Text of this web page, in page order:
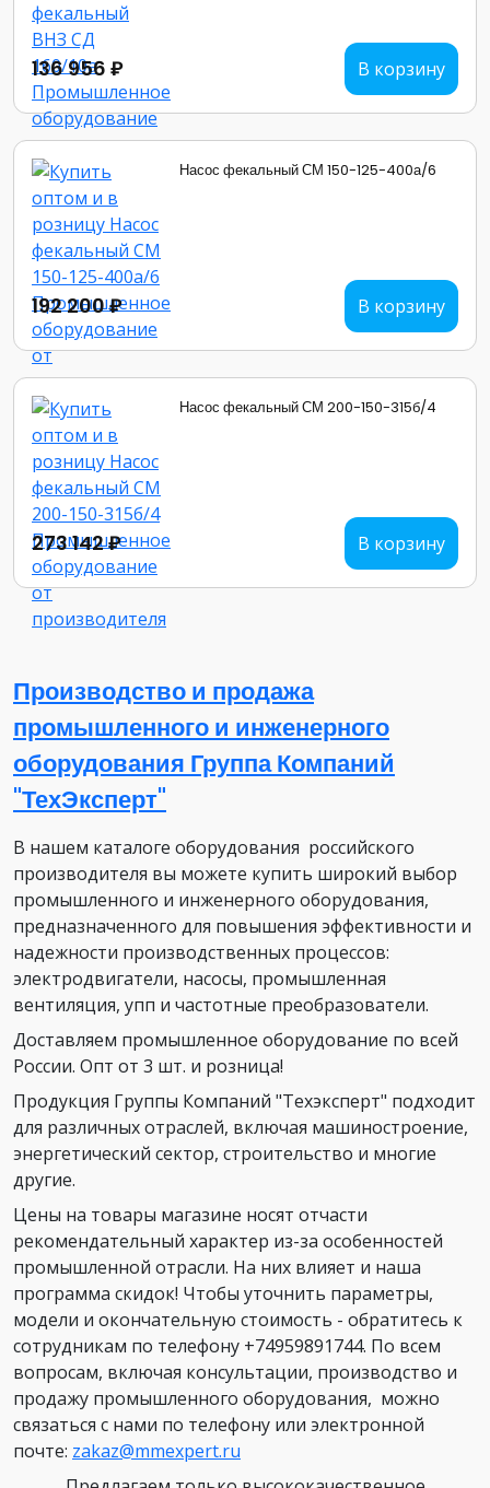
136 956 ₽ В корзину
Насос фекальный СМ 150-125-400а/6
192 200 ₽ В корзину
Насос фекальный СМ 200-150-315б/4
273 142 ₽ В корзину
Производство и продажа
промышленного и инженерного
оборудования Группа Компаний
"ТехЭксперт"
В нашем каталоге оборудования российского
производителя вы можете купить широкий выбор
промышленного и инженерного оборудования,
предназначенного для повышения эффективности и
надежности производственных процессов:
электродвигатели, насосы, промышленная
вентиляция, упп и частотные преобразователи.
Доставляем промышленное оборудование по всей
России. Опт от 3 шт. и розница!
Продукция Группы Компаний "Техэксперт" подходит
для различных отраслей, включая машиностроение,
энергетический сектор, строительство и многие
другие.
Цены на товары магазине носят отчасти
рекомендательный характер из-за особенностей
промышленной отрасли. На них влияет и наша
программа скидок! Чтобы уточнить параметры,
модели и окончательную стоимость - обратитесь к
сотрудникам по телефону +74959891744. По всем
вопросам, включая консультации, производство и
продажу промышленного оборудования, можно
связаться с нами по телефону или электронной
почте: zakaz@mmexpert.ru